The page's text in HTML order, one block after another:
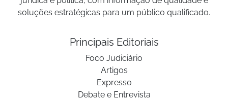
soluções estratégicas para um público qualificado.
Principais Editoriais
Foco Judiciário
Artigos
Expresso
Debate e Entrevista